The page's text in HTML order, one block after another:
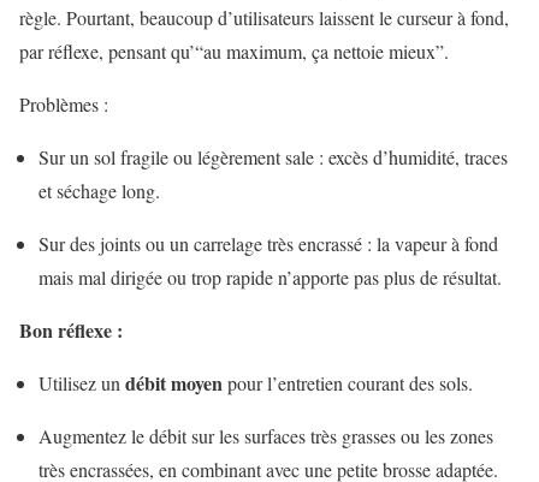
règle. Pourtant, beaucoup d’utilisateurs laissent le curseur à fond,
par réflexe, pensant qu’“au maximum, ça nettoie mieux”.
Problèmes :
Sur un sol fragile ou légèrement sale : excès d’humidité, traces
et séchage long.
Sur des joints ou un carrelage très encrassé : la vapeur à fond
mais mal dirigée ou trop rapide n’apporte pas plus de résultat.
Bon réflexe :
Utilisez un débit moyenpour l’entretien courant des sols.
Augmentez le débit sur les surfaces très grasses ou les zones
très encrassées, en combinant avec une petite brosse adaptée.